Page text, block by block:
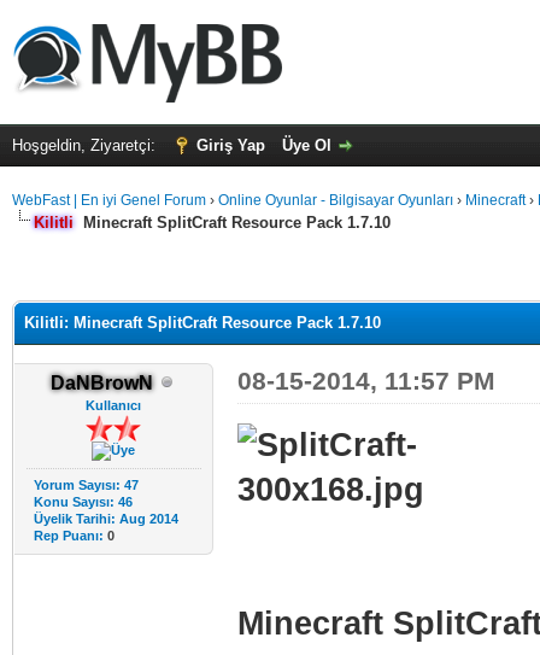
Hoşgeldin, Ziyaretçi: Giriş Yap Üye Ol
WebFast | En iyi Genel Forum › Online Oyunlar - Bilgisayar Oyunları › Minecraft›
Kilitli Minecraft SplitCraft Resource Pack 1.7.10
Kilitli: Minecraft SplitCraft Resource Pack 1.7.10
DaNBrowN
Kullanıcı
Yorum Sayısı: 47
Konu Sayısı: 46
Üyelik Tarihi: Aug 2014
Rep Puanı: 0
08-15-2014, 11:57 PM
Minecraft